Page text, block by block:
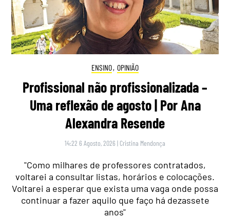
ENSINO, OPINIÃO
Profissional não profissionalizada –
Uma reflexão de agosto | Por Ana
Alexandra Resende
14:22 6 Agosto, 2026 | Cristina Mendonça
"Como milhares de professores contratados,
voltarei a consultar listas, horários e colocações.
Voltarei a esperar que exista uma vaga onde possa
continuar a fazer aquilo que faço há dezassete
anos"